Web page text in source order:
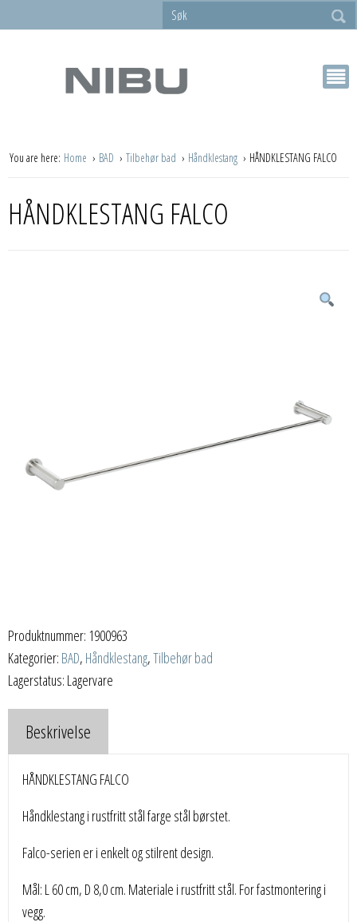
You are here: Home BAD Tilbehør bad Håndklestang HÅNDKLESTANG FALCO
HÅNDKLESTANG FALCO
Produktnummer: 1900963
Kategorier: BAD, Håndklestang,Tilbehør bad
Lagerstatus: Lagervare
Beskrivelse
HÅNDKLESTANG FALCO
Håndklestang i rustfritt stål farge stål børstet.
Falco-serien er i enkelt og stilrent design.
Mål: L 60 cm, D 8,0 cm. Materiale i rustfritt stål. For fastmontering i
vegg.